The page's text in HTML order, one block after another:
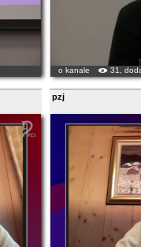
o kanale 31,
pzj